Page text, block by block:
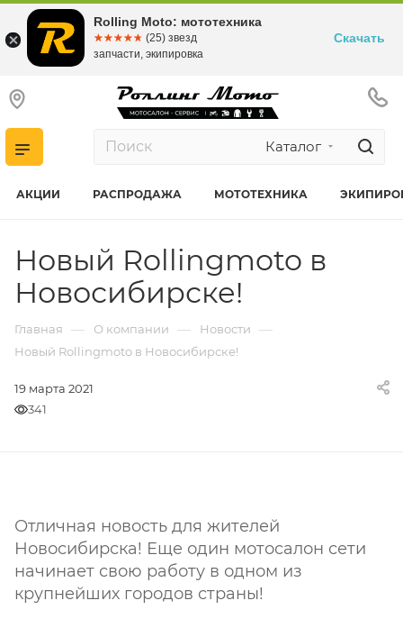
Каталог
АКЦИИ РАСПРОДАЖА МОТОТЕХНИКА
Новый Rollingmoto в
Новосибирске!
Главная — О компании — Новости —
Новый Rollingmoto в Новосибирске!
19 марта 2021
341
Отличная новость для жителей
Новосибирска! Еще один мотосалон сети
начинает свою работу в одном из
крупнейших городов страны!
Rolling Moto: мототехника
☆☆☆☆☆
★★★★★ (25) звезд
запчасти, экипировка
Скачать